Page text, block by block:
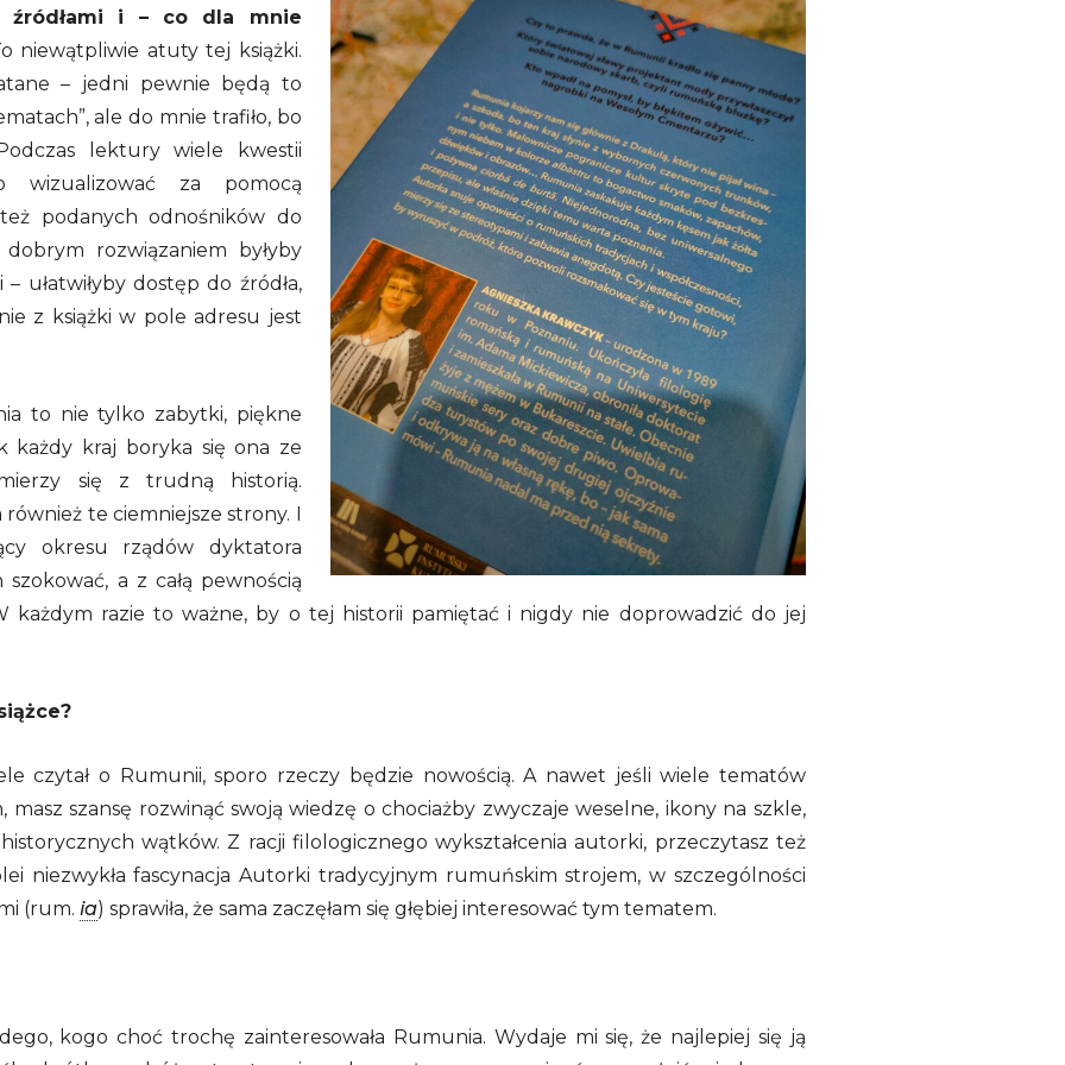
źródłami i – co dla mnie
niewątpliwie atuty tej książki.
– jedni pewnie będą to
ale do mnie trafiło, bo
lektury wiele kwestii
wizualizować za pomocą
podanych odnośników do
rozwiązaniem byłyby
ułatwiłyby dostęp do źródła,
z książki w pole adresu jest
to nie tylko zabytki, piękne
każdy kraj boryka się ona ze
się z trudną historią.
te ciemniejsze strony. I
okresu rządów dyktatora
a z całą pewnością
każdym razie to ważne, by o tej historii pamiętać i nigdy nie doprowadzić do jej
czytał o Rumunii, sporo rzeczy będzie nowością. A nawet jeśli wiele tematów
masz szansę rozwinąć swoją wiedzę o chociażby zwyczaje weselne, ikony na szkle,
wątków. Z racji filologicznego wykształcenia autorki, przeczytasz też
niezwykła fascynacja Autorki tradycyjnym rumuńskim strojem, w szczególności
(rum.ia) sprawiła, że sama zaczęłam się głębiej interesować tym tematem.
kogo choć trochę zainteresowała Rumunia. Wydaje mi się, że najlepiej się ją